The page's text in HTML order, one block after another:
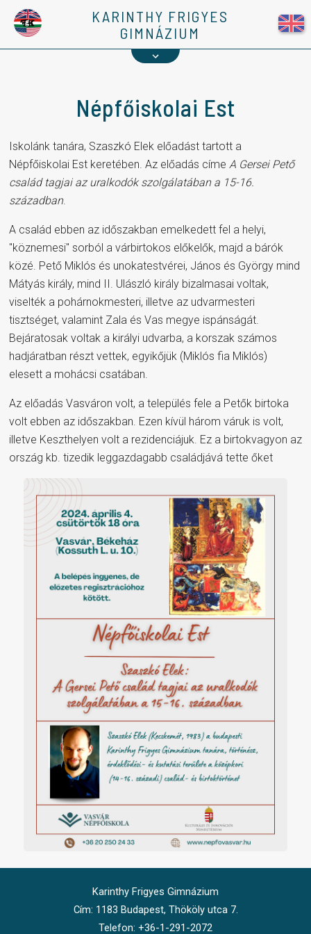
KARINTHY FRIGYES
GIMNÁZIUM
Kapcsolat
1%
Népfőiskolai Est
Iskolánk tanára, Szaszkó Elek előadást tartott a
Népfőiskolai Est keretében. Az előadás címe A Gersei Pető
család tagjai az uralkodók szolgálatában a 15-16.
században.
A család ebben az időszakban emelkedett fel a helyi,
"köznemesi" sorból a várbirtokos előkelők, majd a bárók
közé. Pető Miklós és unokatestvérei, János és György mind
Mátyás király, mind II. Ulászló király bizalmasai voltak,
viselték a pohárnokmesteri, illetve az udvarmesteri
tisztséget, valamint Zala és Vas megye ispánságát.
Bejáratosak voltak a királyi udvarba, a korszak számos
hadjáratban részt vettek, egyikőjük (Miklós fia Miklós)
elesett a mohácsi csatában.
Az előadás Vasváron volt, a település fele a Petők birtoka
volt ebben az időszakban. Ezen kívül három váruk is volt,
illetve Keszthelyen volt a rezidenciájuk. Ez a birtokvagyon az
ország kb. tizedik leggazdagabb családjává tette őket
Karinthy Frigyes Gimnázium
Cím: 1183 Budapest, Thököly utca 7.
Telefon: +36-1-291-2072